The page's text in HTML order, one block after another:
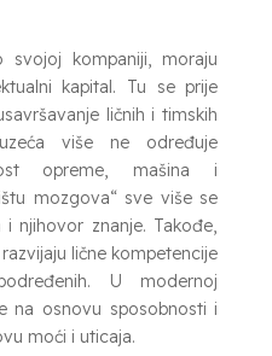
svojoj kompaniji, moraju
kapital. Tu se prije
ličnih i timskih
više ne određuje
opreme, mašina i
mozgova“ sve više se
njihovor znanje. Takođe,
lične kompetencije
U modernoj
na osnovu sposobnosti i
moći i uticaja.